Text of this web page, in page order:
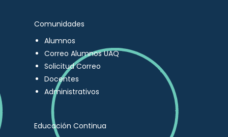
Comunidades
Alumnos
Correo Alumnos UAQ
Solicitud Correo
Docentes
Administrativos
Educación Continua